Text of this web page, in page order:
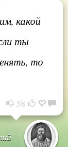
какой
ты
то
58